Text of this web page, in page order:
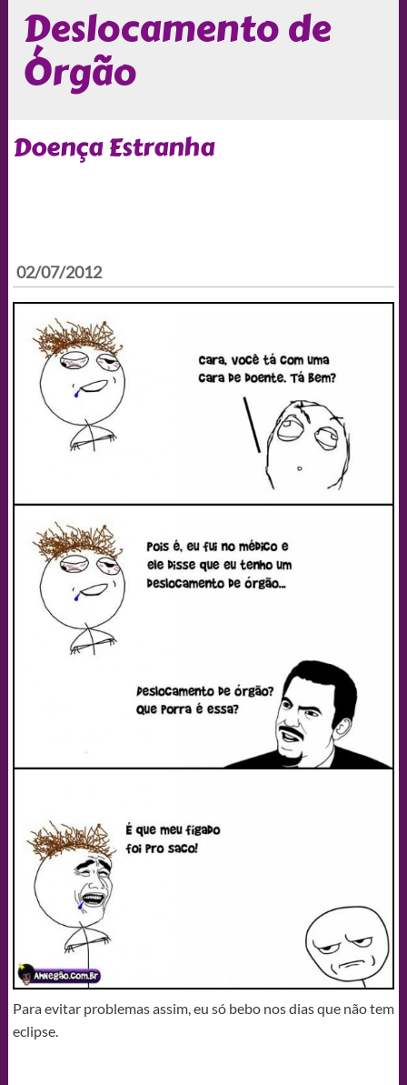
Deslocamento de
Órgão
Doença Estranha
02/07/2012
Para evitar problemas assim, eu só bebo nos dias que não tem
eclipse.